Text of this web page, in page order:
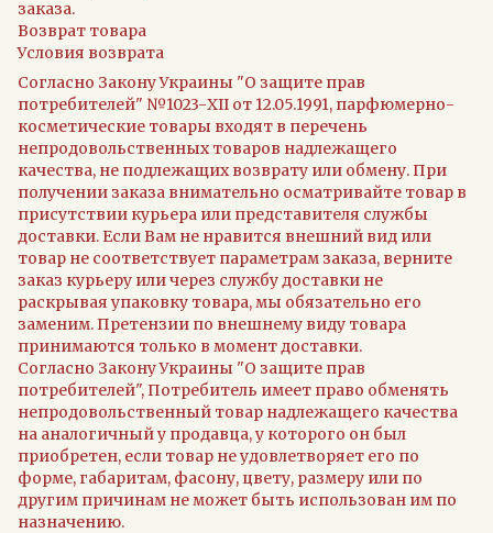
заказа.
Возврат товара
Условия возврата
Согласно Закону Украины "О защите прав
потребителей" №1023-XII от 12.05.1991, парфюмерно-
косметические товары входят в перечень
непродовольственных товаров надлежащего
качества, не подлежащих возврату или обмену. При
получении заказа внимательно осматривайте товар в
присутствии курьера или представителя службы
доставки. Если Вам не нравится внешний вид или
товар не соответствует параметрам заказа, верните
заказ курьеру или через службу доставки не
раскрывая упаковку товара, мы обязательно его
заменим. Претензии по внешнему виду товара
принимаются только в момент доставки.
Согласно Закону Украины "О защите прав
потребителей", Потребитель имеет право обменять
непродовольственный товар надлежащего качества
на аналогичный у продавца, у которого он был
приобретен, если товар не удовлетворяет его по
форме, габаритам, фасону, цвету, размеру или по
другим причинам не может быть использован им по
назначению.